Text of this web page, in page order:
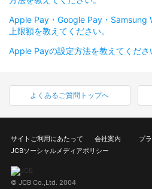
Apple Pay・Google Pay・Samsung
上限額を教えてください。
Apple Payの設定方法を教えてくださ
よくあるご質問トップへ
サイトご利用にあたって 会社案内
プ
JCBソーシャルメディアポリシー
© JCB Co.,Ltd. 2004